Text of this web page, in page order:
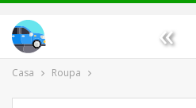
«
Casa Roupa